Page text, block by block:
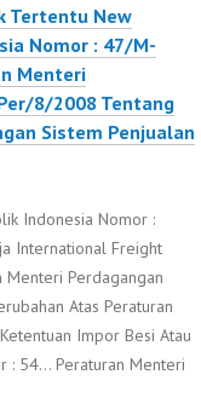
Tertentu New
Nomor : 47/M-
Menteri
8/2008 Tentang
Sistem Penjualan
Indonesia Nomor :
International Freight
Menteri Perdagangan
Atas Peraturan
Impor Besi Atau
: 54… Peraturan Menteri